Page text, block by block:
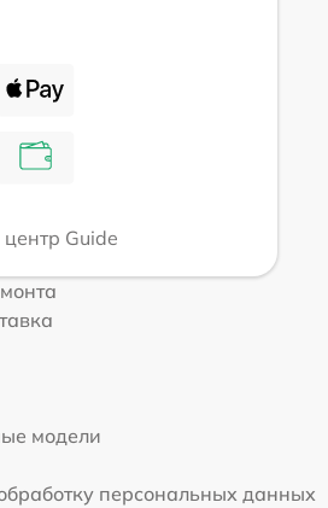
Guide
модели
персональных данных